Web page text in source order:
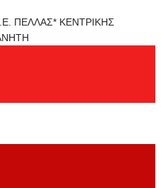
ΠΕΛΛΑΣ* ΚΕΝΤΡΙΚΗΣ